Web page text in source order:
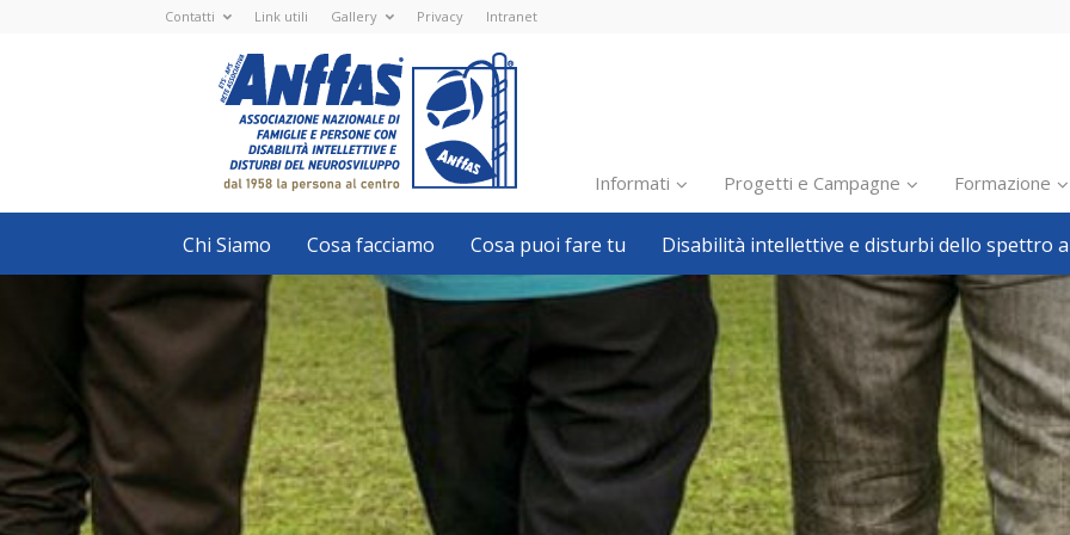
Contatti Link utili Gallery Privacy Intranet
Nazionale
ETS
-
APS
Associazione
Nazionale
di
Famiglie
e
con
disabilità
intellettive
e
disturbi
del
neurosviluppo
Informati
Inclusione scolastica
Inclusione lavorativa
Notizie dalla FISH
Politiche sociali
Sport
Formazione
Avvisi, bandi
Ricerca e Scienza
Welfare locale
Progetti e Campagne Formazione
Chi Siamo Cosa facciamo Cosa puoi fare tu Disabilità intellettive e disturbi dello spettro